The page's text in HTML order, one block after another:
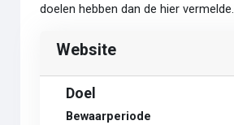
doelen hebben dan de hier vermelde.
Website
Doel
Bewaarperiode